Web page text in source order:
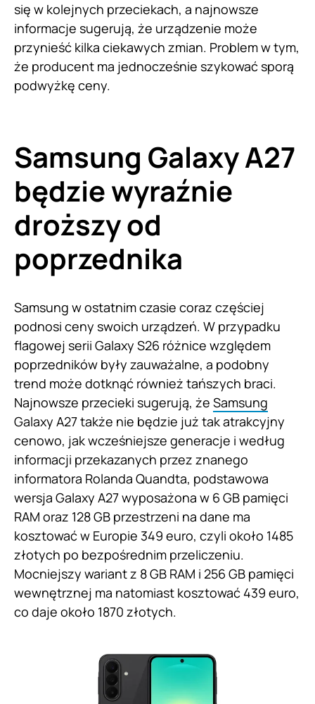
się w kolejnych przeciekach, a najnowsze
informacje sugerują, że urządzenie może
przynieść kilka ciekawych zmian. Problem w tym,
że producent ma jednocześnie szykować sporą
podwyżkę ceny.
Samsung Galaxy A27
będzie wyraźnie
droższy od
poprzednika
Samsung w ostatnim czasie coraz częściej
podnosi ceny swoich urządzeń. W przypadku
flagowej serii Galaxy S26 różnice względem
poprzedników były zauważalne, a podobny
trend może dotknąć również tańszych braci.
Najnowsze przecieki sugerują, że Samsung
Galaxy A27 także nie będzie już tak atrakcyjny
cenowo, jak wcześniejsze generacje i według
informacji przekazanych przez znanego
informatora Rolanda Quandta, podstawowa
wersja Galaxy A27 wyposażona w 6 GB pamięci
RAM oraz 128 GB przestrzeni na dane ma
kosztować w Europie 349 euro, czyli około 1485
złotych po bezpośrednim przeliczeniu.
Mocniejszy wariant z 8 GB RAM i 256 GB pamięci
wewnętrznej ma natomiast kosztować 439 euro,
co daje około 1870 złotych.